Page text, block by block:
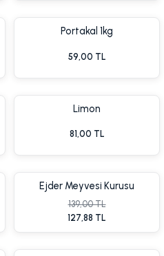
Portakal 1kg
59,00 TL
Limon
81,00 TL
Ejder Meyvesi Kurusu
139,00 TL
127,88 TL